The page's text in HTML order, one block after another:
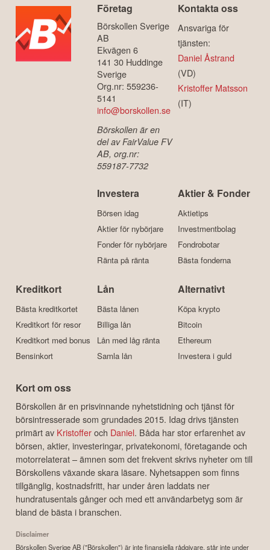
Företag
Börskollen Sverige
AB
Ekvägen 6
141 30 Huddinge
Sverige
Org.nr: 559236-
5141
info@borskollen.se
Börskollen är en
del av FairValue FV
AB, org.nr:
559187-7732
Kontakta oss
Ansvariga för
tjänsten:
Daniel Åstrand
(VD)
Kristoffer Matsson
(IT)
Investera
Börsen idag
Aktier för nybörjare
Fonder för nybörjare
Ränta på ränta
Aktier & Fonder
Aktietips
Investmentbolag
Fondrobotar
Bästa fonderna
Kreditkort
Bästa kreditkortet
Kreditkort för resor
Kreditkort med bonus
Bensinkort
Lån
Bästa lånen
Billiga lån
Lån med låg ränta
Samla lån
Alternativt
Köpa krypto
Bitcoin
Ethereum
Investera i guld
Kort om oss
Börskollen är en prisvinnande nyhetstidning och tjänst för
börsintresserade som grundades 2015. Idag drivs tjänsten
primärt av Kristofferoch Daniel. Båda har stor erfarenhet av
börsen, aktier, investeringar, privatekonomi, företagande och
motorrelaterat – ämnen som det frekvent skrivs nyheter om till
Börskollens växande skara läsare. Nyhetsappen som finns
tillgänglig, kostnadsfritt, har under åren laddats ner
hundratusentals gånger och med ett användarbetyg som är
bland de bästa i branschen.
Disclaimer
Börskollen Sverige AB ("Börskollen") är inte finansiella rådgivare, står inte under